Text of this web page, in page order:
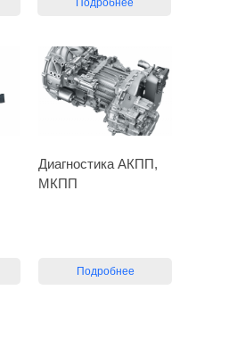
Подробнее
Диагностика АКПП,
МКПП